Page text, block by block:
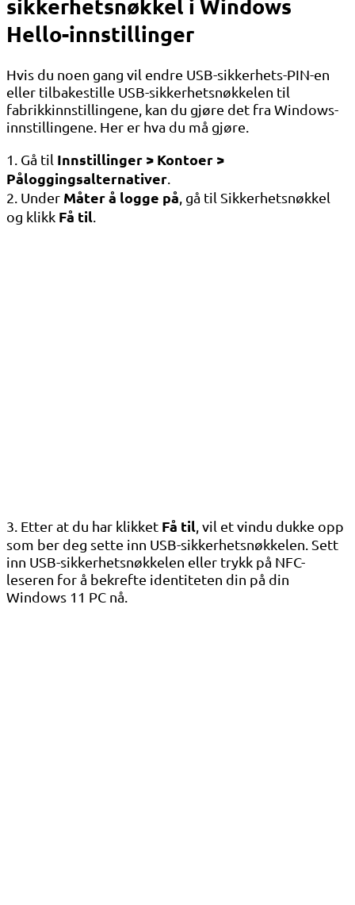
sikkerhetsnøkkel i Windows
Hello-innstillinger
Hvis du noen gang vil endre USB-sikkerhets-PIN-en
eller tilbakestille USB-sikkerhetsnøkkelen til
fabrikkinnstillingene, kan du gjøre det fra Windows-
innstillingene. Her er hva du må gjøre.
1. Gå til Innstillinger > Kontoer >
Påloggingsalternativer
2. Under Måter å logge på , gå til Sikkerhetsnøkkel
og klikk Få til
3. Etter at du har klikket Få til , vil et vindu dukke opp
som ber deg sette inn USB-sikkerhetsnøkkelen. Sett
inn USB-sikkerhetsnøkkelen eller trykk på NFC-
leseren for å bekrefte identiteten din på din
Windows 11 PC nå.